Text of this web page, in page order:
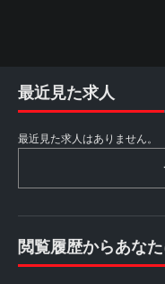
最近見た求人
最近見た求人はありません。
閲覧履歴からあな